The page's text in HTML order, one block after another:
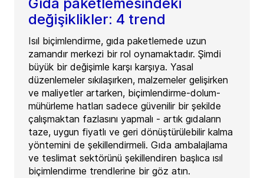
değişiklikler: 4 trend
Isıl biçimlendirme, gıda paketlemede uzun
zamandır merkezi bir rol oynamaktadır. Şimdi
büyük bir değişimle karşı karşıya. Yasal
düzenlemeler sıkılaşırken, malzemeler gelişirken
ve maliyetler artarken, biçimlendirme-dolum-
mühürleme hatları sadece güvenilir bir şekilde
çalışmaktan fazlasını yapmalı - artık gıdaların
taze, uygun fiyatlı ve geri dönüştürülebilir kalma
yöntemini de şekillendirmeli. Gıda ambalajlama
ve teslimat sektörünü şekillendiren başlıca ısıl
biçimlendirme trendlerine bir göz atın.